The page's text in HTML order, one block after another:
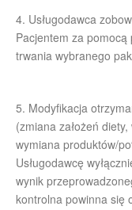
4. Usługodawca
Pacjentem za
trwania wybranego
5. Modyfikacja
(zmiana założeń
wymiana produktów/
Usługodawcę
wynik
kontrolna powinna się